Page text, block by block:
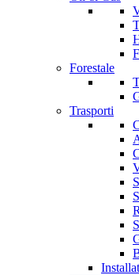
Forestale
Trasporti